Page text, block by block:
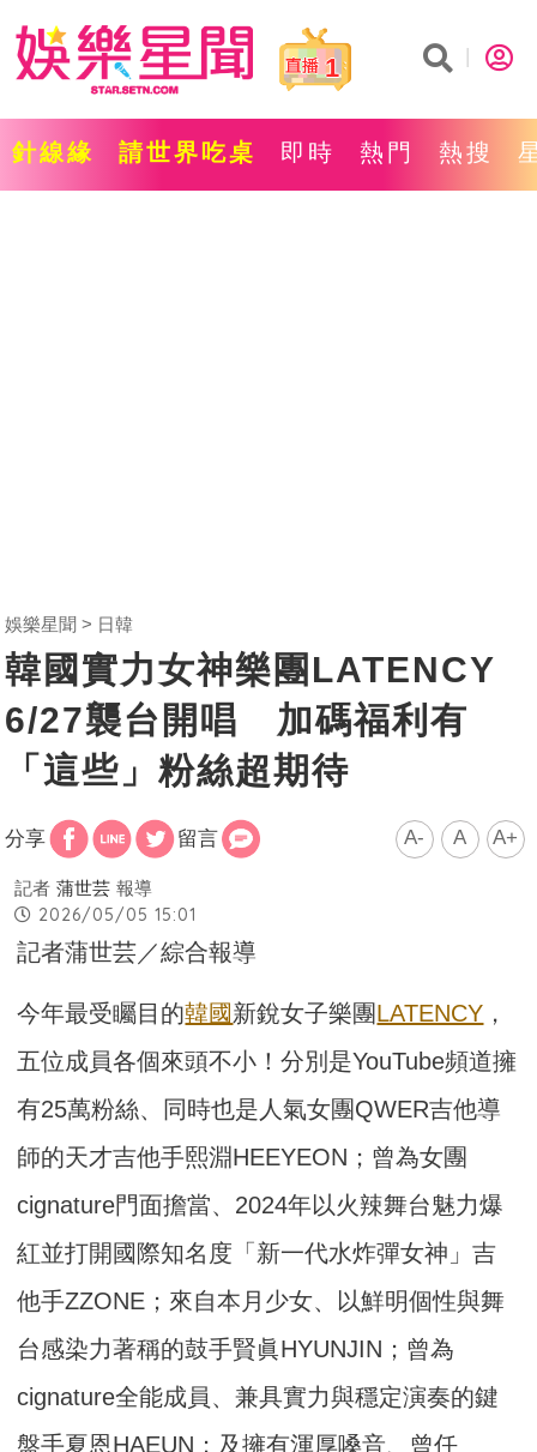
1
針線緣 請世界吃桌 即時 熱門 熱搜
娛樂星聞 日韓
韓國實力女神樂團LATENCY
6/27襲台開唱 加碼福利有
「這些」粉絲超期待
分享 留言 A- A A+
記者 蒲世芸 報導
2026/05/05 15:01
記者蒲世芸／綜合報導
今年最受矚目的韓國新銳女子樂團LATENCY ，
五位成員各個來頭不小！分別是YouTube頻道擁
有25萬粉絲、同時也是人氣女團QWER吉他導
師的天才吉他手熙淵HEEYEON；曾為女團
cignature門面擔當、2024年以火辣舞台魅力爆
紅並打開國際知名度「新一代水炸彈女神」吉
他手ZZONE；來自本月少女、以鮮明個性與舞
台感染力著稱的鼓手賢眞HYUNJIN；曾為
cignature全能成員、兼具實力與穩定演奏的鍵
盤手夏恩HAEUN；及擁有渾厚嗓音、曾任